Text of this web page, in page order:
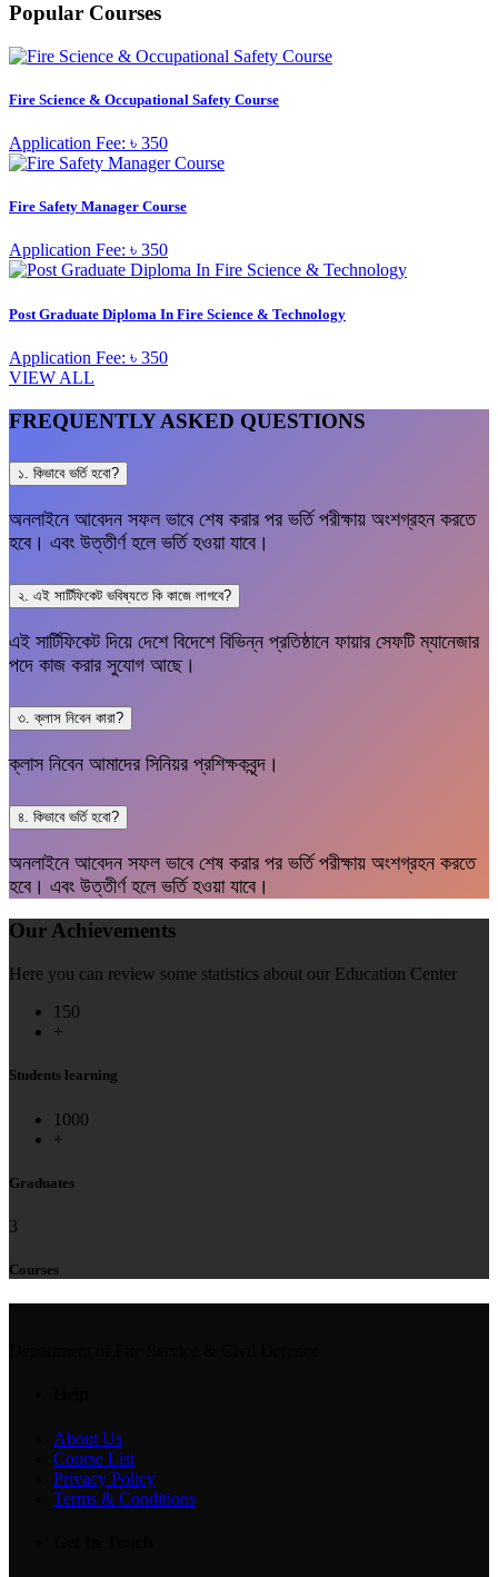
Popular Courses
Fire Science & Occupational Safety Course
Application Fee: ৳ 350
Fire Safety Manager Course
Application Fee: ৳ 350
Post Graduate Diploma In Fire Science & Technology
Application Fee: ৳ 350
VIEW ALL
FREQUENTLY ASKED QUESTIONS
১. কিভাবে ভর্তি হবো?
অনলাইনে আবেদন সফল ভাবে শেষ করার পর ভর্তি পরীক্ষায় অংশগ্রহন করতে
হবে। এবং উত্তীর্ণ হলে ভর্তি হওয়া যাবে।
২. এই সার্টিফিকেট ভবিষ্যতে কি কাজে লাগবে?
এই সার্টিফিকেট দিয়ে দেশে বিদেশে বিভিন্ন প্রতিষ্ঠানে ফায়ার সেফটি ম্যানেজার
পদে কাজ করার সুযোগ আছে।
৩. ক্লাস নিবেন কারা?
ক্লাস নিবেন আমাদের সিনিয়র প্রশিক্ষকবৃন্দ।
৪. কিভাবে ভর্তি হবো?
অনলাইনে আবেদন সফল ভাবে শেষ করার পর ভর্তি পরীক্ষায় অংশগ্রহন করতে
হবে। এবং উত্তীর্ণ হলে ভর্তি হওয়া যাবে।
Our Achievements
Here you can review some statistics about our Education Center
150
+
Students learning
1000
+
Graduates
3
Courses
About Us
Course List
Privacy Policy
Terms & Conditions